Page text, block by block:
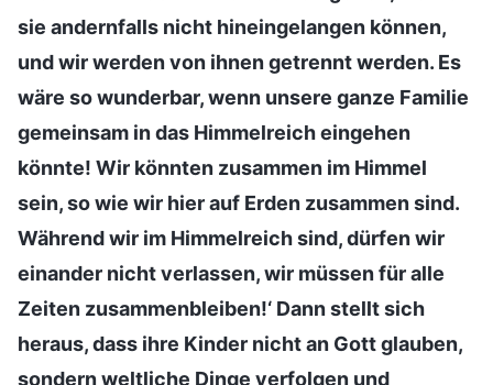
sie andernfalls nicht hineingelangen können,
und wir werden von ihnen getrennt werden. Es
wäre so wunderbar, wenn unsere ganze Familie
gemeinsam in das Himmelreich eingehen
könnte! Wir könnten zusammen im Himmel
sein, so wie wir hier auf Erden zusammen sind.
Während wir im Himmelreich sind, dürfen wir
einander nicht verlassen, wir müssen für alle
Zeiten zusammenbleiben!‘ Dann stellt sich
heraus, dass ihre Kinder nicht an Gott glauben,
sondern weltliche Dinge verfolgen und